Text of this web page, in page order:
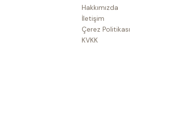
Hakkımızda
İletişim
Çerez Politikası
KVKK